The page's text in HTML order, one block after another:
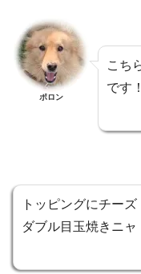
ポロン
こち
です！
トッピングにチー
ダブル目玉焼きニャ